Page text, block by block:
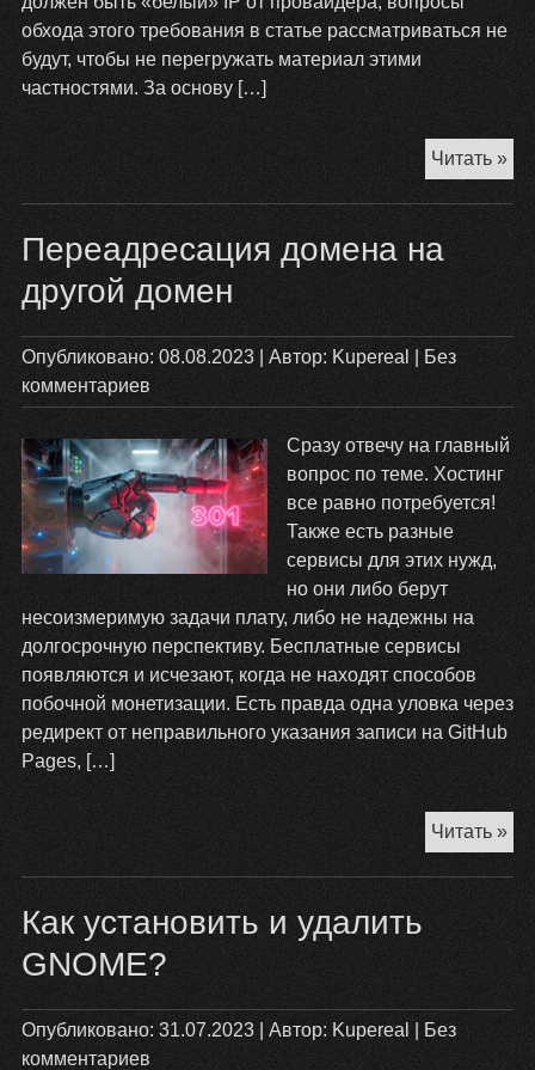
обхода этого требования в статье рассматриваться не
будут, чтобы не перегружать материал этими
частностями. За основу […]
Читать »
Переадресация домена на
другой домен
Опубликовано: 08.08.2023| Автор: Kupereal
Без
комментариев
Сразу отвечу на главный
вопрос по теме. Хостинг
все равно потребуется!
Также есть разные
сервисы для этих нужд,
но они либо берут
несоизмеримую задачи плату, либо не надежны на
долгосрочную перспективу. Бесплатные сервисы
появляются и исчезают, когда не находят способов
побочной монетизации. Есть правда одна уловка через
редирект от неправильного указания записи на GitHub
Pages, […]
Читать »
на
Как установить и удалить
GNOME?
Опубликовано: 31.07.2023| Автор: Kupereal
Без
комментариев